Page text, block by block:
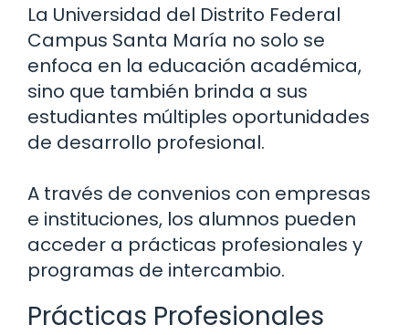
La Universidad del Distrito Federal
Campus Santa María no solo se
enfoca en la educación académica,
sino que también brinda a sus
estudiantes múltiples oportunidades
de desarrollo profesional.
A través de convenios con empresas
e instituciones, los alumnos pueden
acceder a prácticas profesionales y
programas de intercambio.
Prácticas Profesionales